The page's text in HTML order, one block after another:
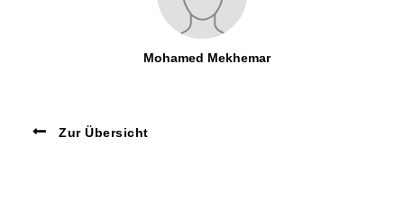
Mohamed Mekhemar
Zur Übersicht